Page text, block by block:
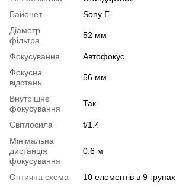
Байонет
Sony E
Діаметр
фільтра
52 мм
Фокусування
Автофокус
Фокусна
відстань
56 мм
Внутрішнє
фокусування
Так
Світлосила
f/1.4
Мінімальна
дистанція
фокусування
0.6 м
Оптична схема
10 елементів в 9 групах